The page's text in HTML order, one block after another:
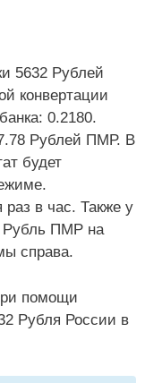
5632 Рублей
конвертации
0.2180.
Рублей ПМР. В
будет
в час. Также у
Рубль ПМР на
справа.
помощи
Рубля России в